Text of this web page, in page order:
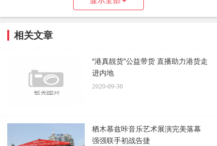
相关文章
“港真靚货”公益带货 直播助力港货走
进内地
2020-09-30
栖木慕兹咔音乐艺术展演完美落幕
强强联手初战告捷